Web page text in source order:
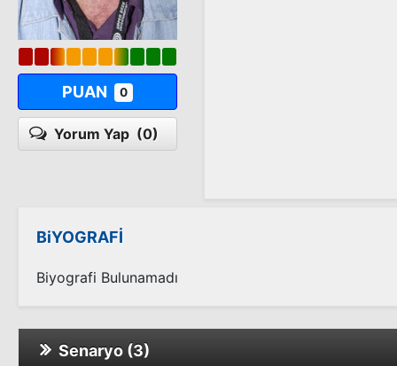
PUAN 0
Yorum Yap (0)
BiYOGRAFİ
Biyografi Bulunamadı
Senaryo (3)